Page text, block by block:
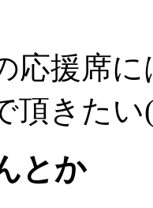
応援席
頂きたい
とか